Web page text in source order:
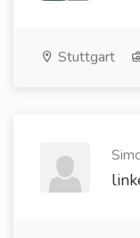
Stuttgart